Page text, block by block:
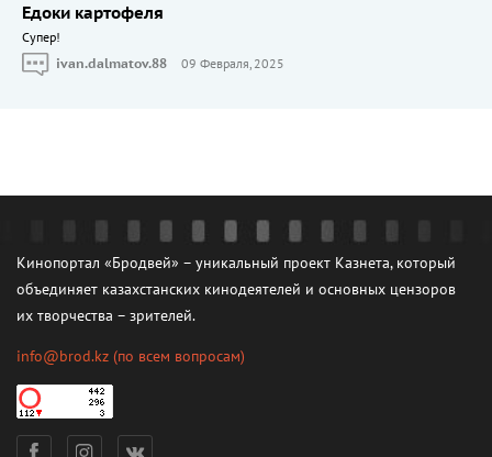
Едоки картофеля
Cупер!
ivan.dalmatov.88
09 Февраля, 2025
Кинопортал «Бродвей» – уникальный проект Казнета, который
объединяет казахстанских кинодеятелей и основных цензоров
их творчества – зрителей.
info@brod.kz (по всем вопросам)